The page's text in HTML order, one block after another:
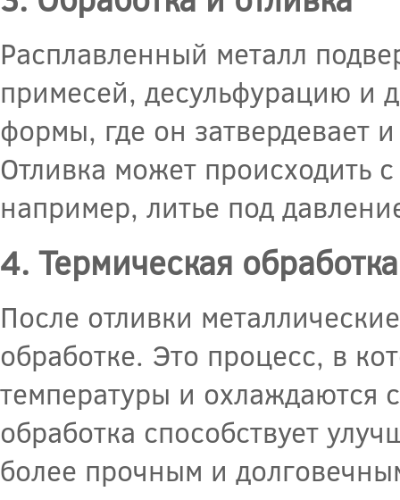
Расплавленный металл
примесей, десульфурацию и
формы, где он затвердевает
Отливка может происходить
например, литье под
4. Термическая обработка
После отливки
обработке. Это процесс, в
температуры и охлаждаются
обработка способствует
более прочным и